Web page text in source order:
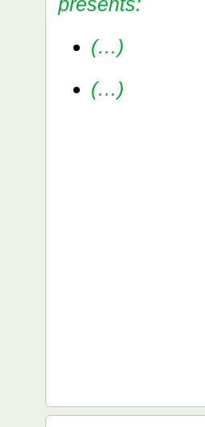
(… )
(… )